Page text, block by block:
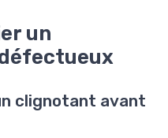
un
clignotant avant